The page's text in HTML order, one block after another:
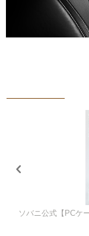
ソバニ公式【PCケースとマルチケース】 PCケース パソコンケース ノートパソコン ipad 14インチ 合皮 エシカル合皮 おしゃれ 軽量 高耐久 撥水 防汚 日本製 ヴィーガン